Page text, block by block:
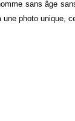
sans âge
photo unique,